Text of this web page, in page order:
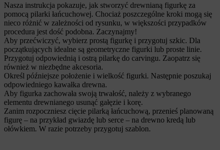
Nasza instrukcja pokazuje, jak stworzyć drewnianą figurkę za
pomocą pilarki łańcuchowej. Chociaż poszczególne kroki mogą się
nieco różnić w zależności od rysunku, w większości przypadków
procedura jest dość podobna. Zaczynajmy!
Aby przećwiczyć, wybierz prostą figurkę i przygotuj szkic. Dla
początkujących idealne są geometryczne figurki lub proste linie.
Przygotuj odpowiednią i ostrą pilarkę do carvingu. Zaopatrz się
również w niezbędne akcesoria.
Określ późniejsze położenie i wielkość figurki. Następnie poszukaj
odpowiedniego kawałka drewna.
Aby figurka zachowała swoją trwałość, należy z wybranego
elementu drewnianego usunąć gałęzie i korę.
Zanim rozpoczniesz cięcie pilarką łańcuchową, przenieś planowaną
figurę – na przykład gwiazdę lub serce – na drewno kredą lub
ołówkiem. W razie potrzeby przygotuj szablon.